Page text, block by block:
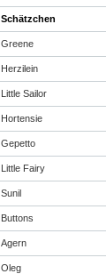
Schätzchen
Greene
Herzilein
Little Sailor
Hortensie
Gepetto
Little Fairy
Sunil
Buttons
Agern
Oleg